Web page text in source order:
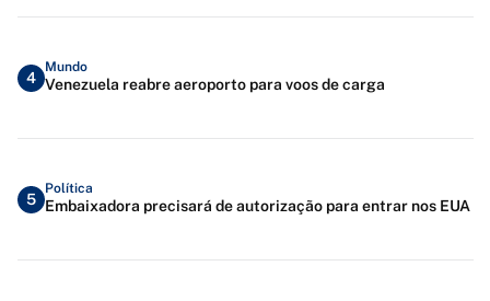
4
Mundo
Venezuela reabre aeroporto para voos de carga
5
Política
Embaixadora precisará de autorização para entrar nos EUA